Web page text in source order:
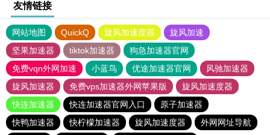
友情链接
网站地图 QuickQ 旋风加速度器
旋风加速
坚果加速器
tiktok加速器
狗急加速器官网
免费vqn外网加速
小蓝鸟 优途加速器官网
风驰加速器
旋风加速器
免费vps加速器外网苹果版
旋风加速度器
快连加速器
快连加速器官网入口
原子加速器
快鸭加速器
快柠檬加速器 旋风加速度器
外网网址导航